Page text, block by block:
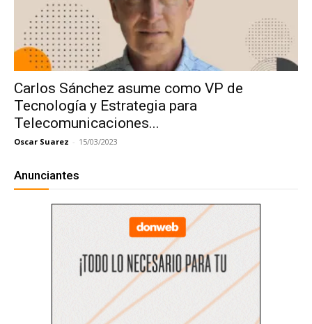
Carlos Sánchez asume como VP de
Tecnología y Estrategia para
Telecomunicaciones...
Oscar Suarez - 15/03/2023
Anunciantes